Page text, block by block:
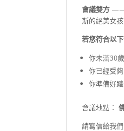
會議雙方 ——
斯的絕美女
若您符合以
你未滿30
你已經受
你準備好
會議地點：
請寫信給我